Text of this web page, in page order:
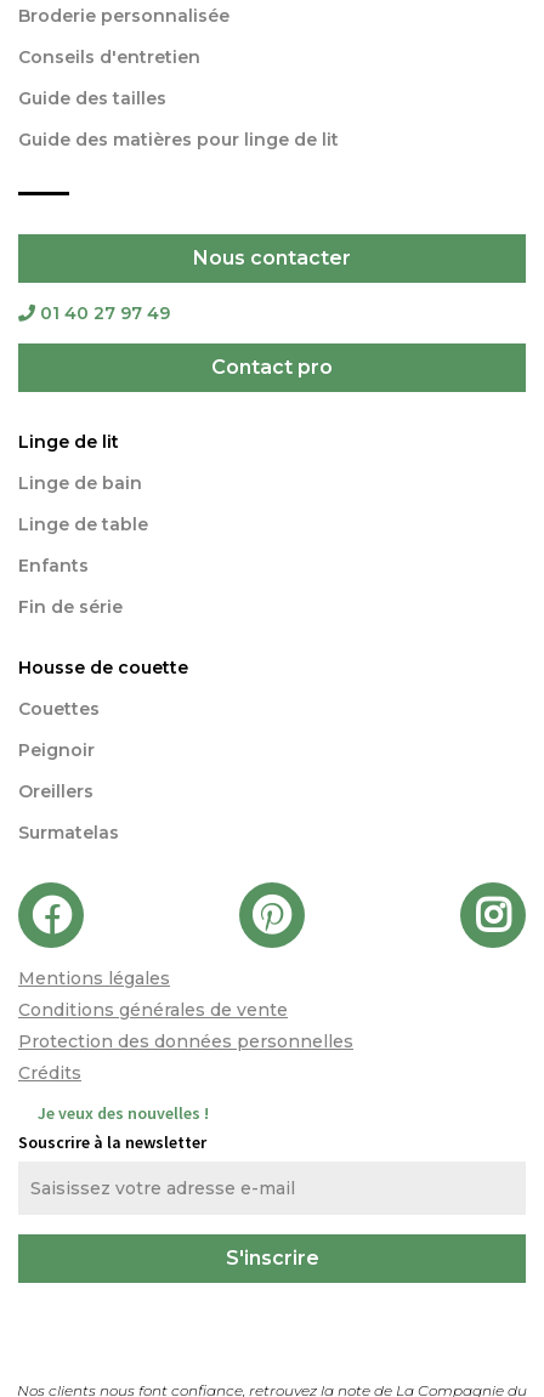
Broderie personnalisée
Conseils d'entretien
Guide des tailles
Guide des matières pour linge de lit
Nous contacter
01 40 27 97 49
Contact pro
Linge de lit
Linge de bain
Linge de table
Enfants
Fin de série
Housse de couette
Couettes
Peignoir
Oreillers
Surmatelas
Mentions légales
Conditions générales de vente
Protection des données personnelles
Crédits
Je veux des nouvelles !
Souscrire à la newsletter
Nos clients nous font confiance, retrouvez la note de La Compagnie du